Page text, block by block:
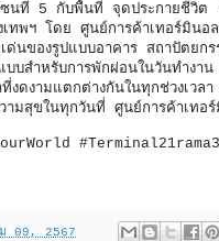
นที่ 5 กับพื้นที่ จุดประกายชีวิต
เทพฯ โดย ศูนย์การค้าเทอร์มิน
ด่นของรูปแบบอาคาร สถาปัตย
บสำหรับการพักผ่อนในวันทำงา
ที่งดงามแตกต่างกันในทุกช่วงเว
ามสุขในทุกวันที่ ศูนย์การค้าเทอ
ม 09, 2567